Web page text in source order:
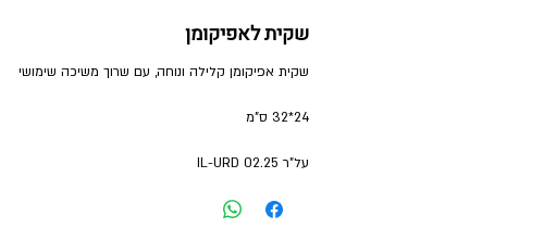
שקית לאפיקומן
שקית אפיקומן קלילה ונוחה, עם שרוך משיכה שימושי
24*32 ס"מ
על"ר 02.25 IL-URD